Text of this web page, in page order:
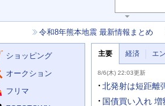
ワ
ー
力
補
助
を
開
令和8年熊本地震 最新情報まとめ
ショッピング
オークション
フリマ
ュ
ス
主要 経済 エ
要
ニ
ー
8/6(木) 22:03更新
北発射は短距離
国債買い入れ